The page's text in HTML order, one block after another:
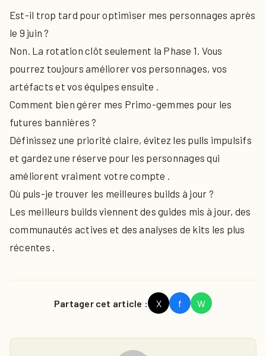
Est-il trop tard pour optimiser mes personnages après
le 9 juin ?
Non. La rotation clôt seulement la Phase 1. Vous
pourrez toujours améliorer vos personnages, vos
artéfacts et vos équipes ensuite .
Comment bien gérer mes Primo-gemmes pour les
futures bannières ?
Définissez une priorité claire, évitez les pulls impulsifs
et gardez une réserve pour les personnages qui
améliorent vraiment votre compte .
Où puis-je trouver les meilleures builds à jour ?
Les meilleurs builds viennent des guides mis à jour, des
communautés actives et des analyses de kits les plus
récentes .
Partager cet article : X f W